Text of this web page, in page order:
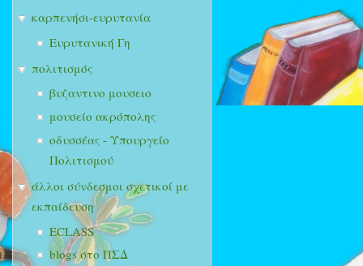
καρπενήσι-ευρυτανία
Ευρυτανική Γη
πολιτισμός
βυζαντινο μουσειο
μουσείο ακρόπολης
οδυσσέας - Υπουργείο
Πολιτισμού
άλλοι σύνδεσμοι σχετικοί με
εκπαίδευση
ECLASS
blogs στο ΠΣΔ